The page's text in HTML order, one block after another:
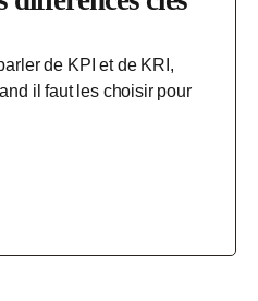
de KPI et de KRI,
il faut les choisir pour